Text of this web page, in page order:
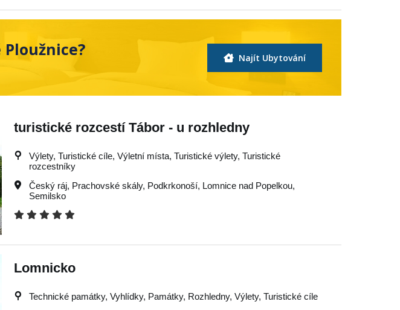
Najít Ubytování
turistické rozcestí Tábor - u rozhledny
Výlety, Turistické cíle, Výletní místa, Turistické výlety, Turistické
rozcestníky
Český ráj, Prachovské skály, Podkrkonoší, Lomnice nad Popelkou,
Semilsko
Lomnicko
Technické památky, Vyhlídky, Památky, Rozhledny, Výlety, Turistické cíle